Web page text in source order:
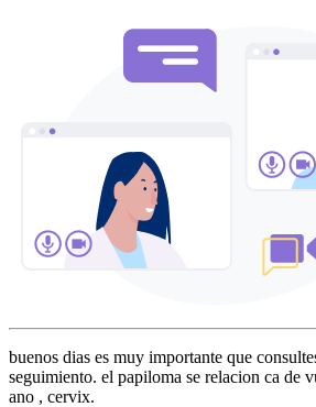
buenos dias es muy importante que
seguimiento. el papiloma se relacion ca de
ano , cervix.